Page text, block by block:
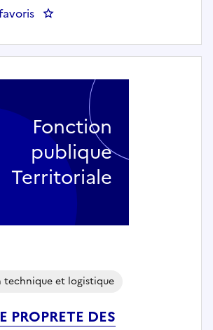
: AGENT DE PROPRETE DES
PROPRETE DES
et logistique
Fonction
publique
Territoriale